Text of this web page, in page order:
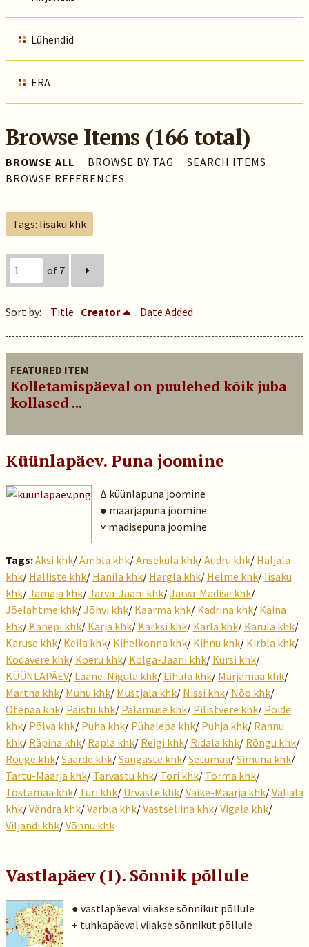
Lühendid
ERA
Browse Items (166 total)
BROWSE ALL BROWSE BY TAG
SEARCH ITEMS
BROWSE REFERENCES
Tags: Iisaku khk
of 7
Sort by: Title Creator Date Added
FEATURED ITEM
Kolletamispäeval on puulehed kõik juba
kollased ...
Küünlapäev. Puna joomine
Δ küünlapuna joomine
● maarjapuna joomine
˅ madisepuna joomine
Tags:Äksi khk/Ambla khk/Anseküla khk/Audru khk/ Haljala
khk/ Halliste khk/ Hanila khk/ Hargla khk/ Helme khk/ Iisaku
khk/Jämaja khk/Järva-Jaani khk/Järva-Madise khk/
Jõelähtme khk/Jõhvi khk/ Kaarma khk/ Kadrina khk/ Käina
khk/ Kanepi khk/ Karja khk/ Karksi khk/ Kärla khk/ Karula khk/
Karuse khk/ Keila khk/ Kihelkonna khk/ Kihnu khk/ Kirbla khk/
Kodavere khk/ Koeru khk/ Kolga-Jaani khk/ Kursi khk/
KÜÜNLAPÄEV/ Lääne-Nigula khk/ Lihula khk/ Märjamaa khk/
Martna khk/ Muhu khk/ Mustjala khk/ Nissi khk/ Nõo khk/
Otepää khk/ Paistu khk/ Palamuse khk/ Pilistvere khk/ Pöide
khk/ Põlva khk/ Püha khk/ Pühalepa khk/ Puhja khk/ Rannu
khk/ Räpina khk/ Rapla khk/ Reigi khk/ Ridala khk/ Rõngu khk/
Rõuge khk/Saarde khk/Sangaste khk/Setumaa/Simuna khk/
Tartu-Maarja khk/ Tarvastu khk/ Tori khk/ Torma khk/
Tõstamaa khk/ Türi khk/ Urvaste khk/Väike-Maarja khk/Valjala
khk/Vändra khk/Varbla khk/Vastseliina khk/Vigala khk/
Viljandi khk/Võnnu khk
Vastlapäev (1). Sõnnik põllule
● vastlapäeval viiakse sõnnikut põllule
+ tuhkapäeval viiakse sõnnikut põllule